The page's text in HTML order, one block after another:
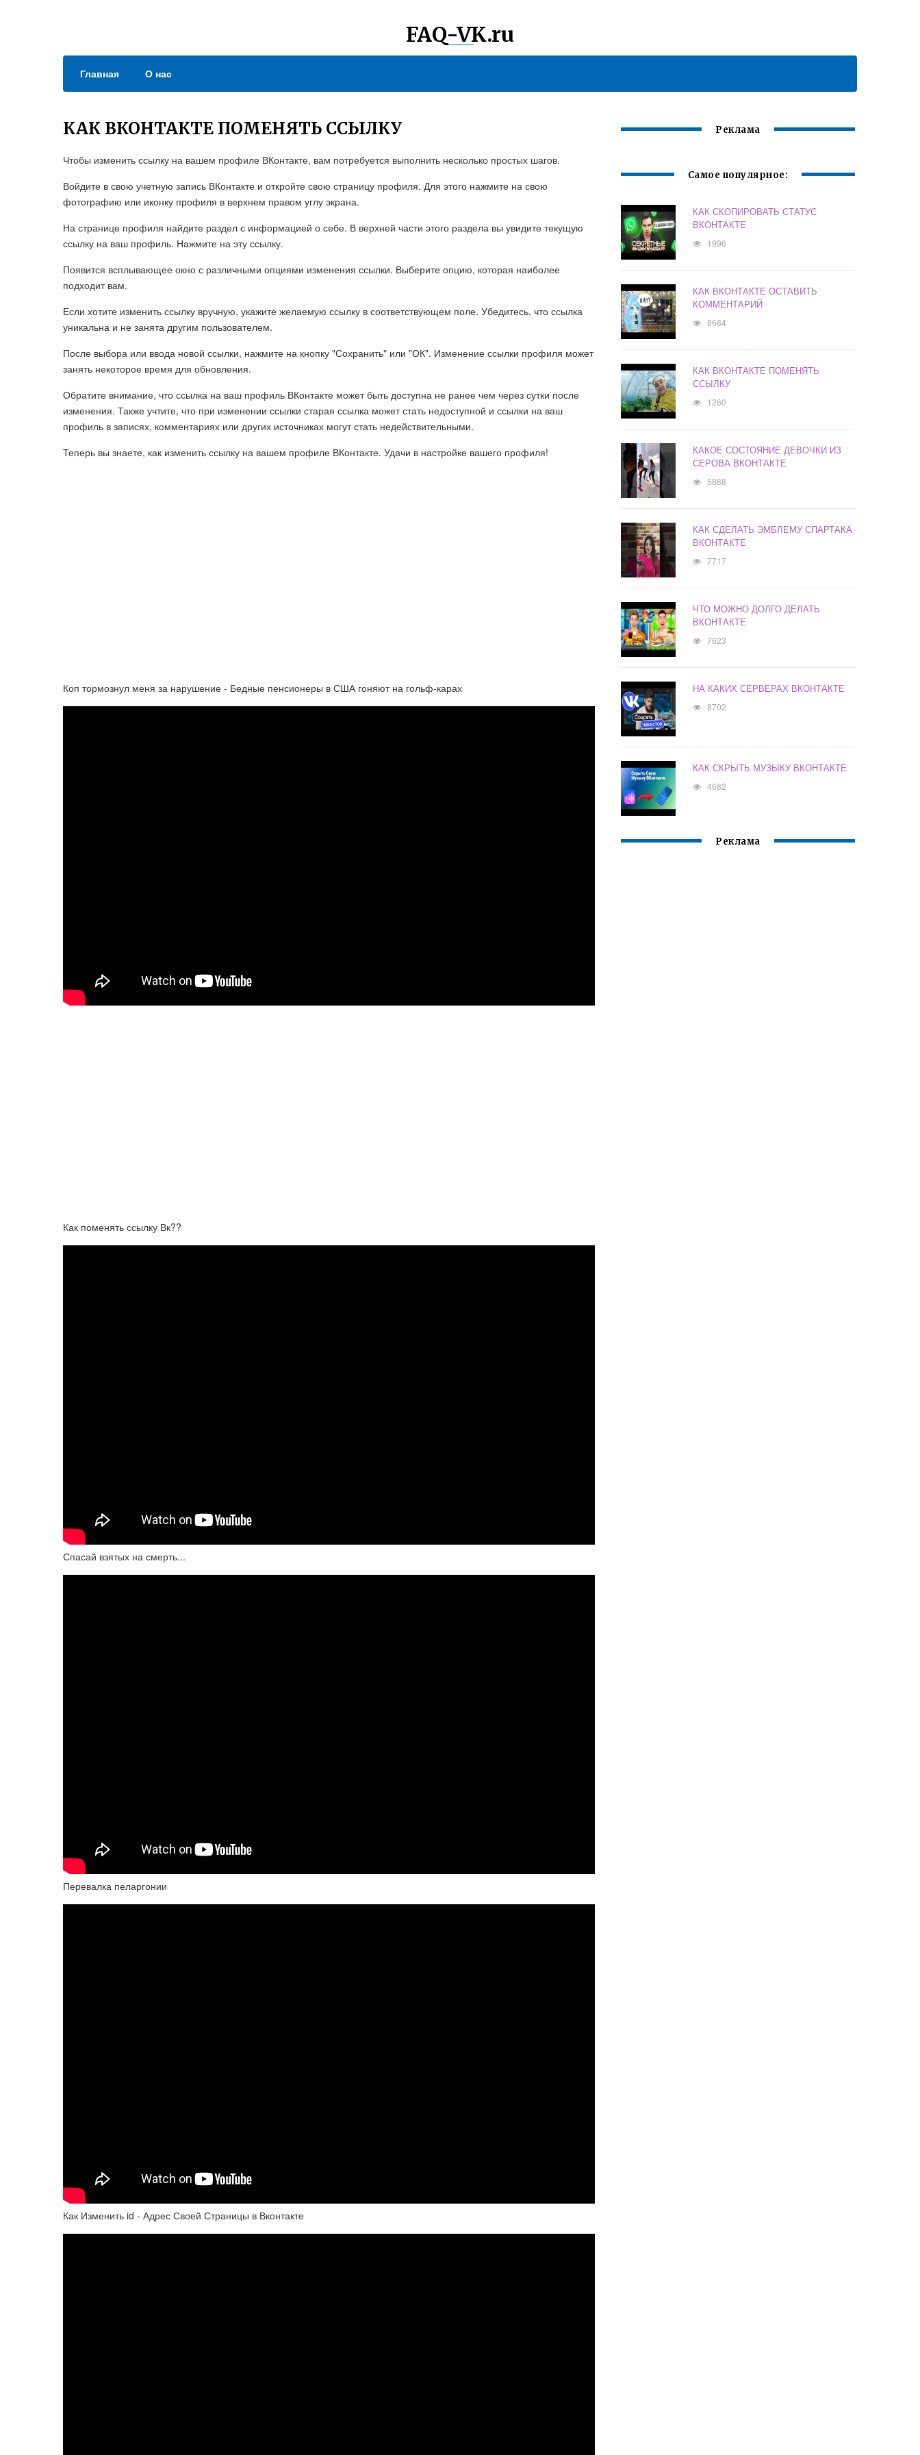
FAQ-VK.ru
Главная О нас
КАК ВКОНТАКТЕ ПОМЕНЯТЬ ССЫЛКУ
Чтобы изменить ссылку на вашем профиле ВКонтакте, вам потребуется выполнить несколько простых шагов.
Войдите в свою учетную запись ВКонтакте и откройте свою страницу профиля. Для этого нажмите на свою
фотографию или иконку профиля в верхнем правом углу экрана.
На странице профиля найдите раздел с информацией о себе. В верхней части этого раздела вы увидите текущую
ссылку на ваш профиль. Нажмите на эту ссылку.
Появится всплывающее окно с различными опциями изменения ссылки. Выберите опцию, которая наиболее
подходит вам.
Если хотите изменить ссылку вручную, укажите желаемую ссылку в соответствующем поле. Убедитесь, что ссылка
уникальна и не занята другим пользователем.
После выбора или ввода новой ссылки, нажмите на кнопку "Сохранить" или "ОК". Изменение ссылки профиля может
занять некоторое время для обновления.
Обратите внимание, что ссылка на ваш профиль ВКонтакте может быть доступна не ранее чем через сутки после
изменения. Также учтите, что при изменении ссылки старая ссылка может стать недоступной и ссылки на ваш
профиль в записях, комментариях или других источниках могут стать недействительными.
Теперь вы знаете, как изменить ссылку на вашем профиле ВКонтакте. Удачи в настройке вашего профиля!
Коп тормознул меня за нарушение - Бедные пенсионеры в США гоняют на гольф-карах
Как поменять ссылку Вк??
Спасай взятых на смерть...
Перевалка пеларгонии
Как Изменить id - Адрес Своей Страницы в Вконтакте
Реклама
Самое популярное:
КАК СКОПИРОВАТЬ СТАТУС
ВКОНТАКТЕ
1996
КАК ВКОНТАКТЕ ОСТАВИТЬ
КОММЕНТАРИЙ
8684
КАК ВКОНТАКТЕ ПОМЕНЯТЬ
ССЫЛКУ
1260
КАКОЕ СОСТОЯНИЕ ДЕВОЧКИ ИЗ
СЕРОВА ВКОНТАКТЕ
5888
КАК СДЕЛАТЬ ЭМБЛЕМУ СПАРТАКА
ВКОНТАКТЕ
7717
ЧТО МОЖНО ДОЛГО ДЕЛАТЬ
ВКОНТАКТЕ
7623
НА КАКИХ СЕРВЕРАХ ВКОНТАКТЕ
8702
КАК СКРЫТЬ МУЗЫКУ ВКОНТАКТЕ
4682
Реклама